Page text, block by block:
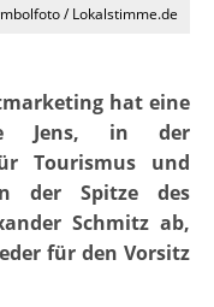
/ Lokalstimme.de
hat eine
Jens, in der
Tourismus und
der Spitze des
Schmitz ab,
für den Vorsitz